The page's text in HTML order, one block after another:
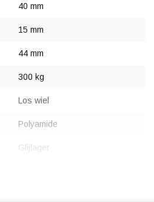
40 mm
15 mm
44 mm
300 kg
Los wiel
Polyamide
Glijlager